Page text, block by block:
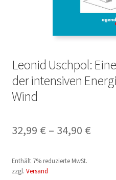
Leonid Uschpol:
der intensiven
Wind
32,99 € – 34,90 €
Enthält 7% reduzierte MwSt.
zzgl. Versand